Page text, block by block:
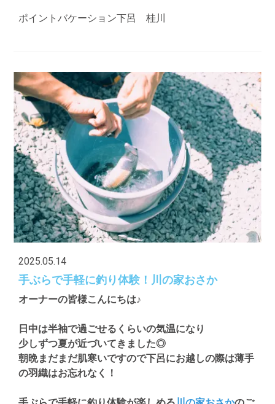
ポイントバケーション下呂 桂川
2025.05.14
手ぶらで手軽に釣り体験！川の家おさか
オーナーの皆様こんにちは♪
日中は半袖で過ごせるくらいの気温になり
少しずつ夏が近づいてきました◎
朝晩まだまだ肌寒いですので下呂にお越しの際は薄手
の羽織はお忘れなく！